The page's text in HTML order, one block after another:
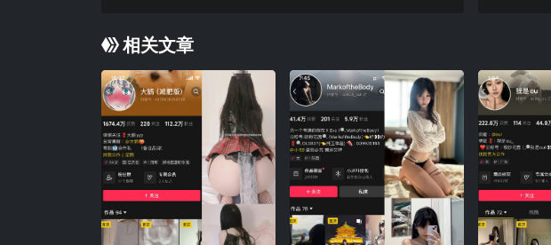
相关文章